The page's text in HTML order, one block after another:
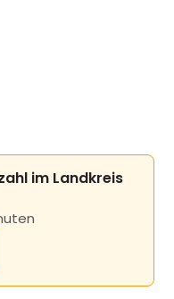
im Landkreis